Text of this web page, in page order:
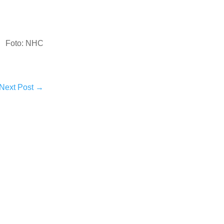
Foto: NHC
Post→